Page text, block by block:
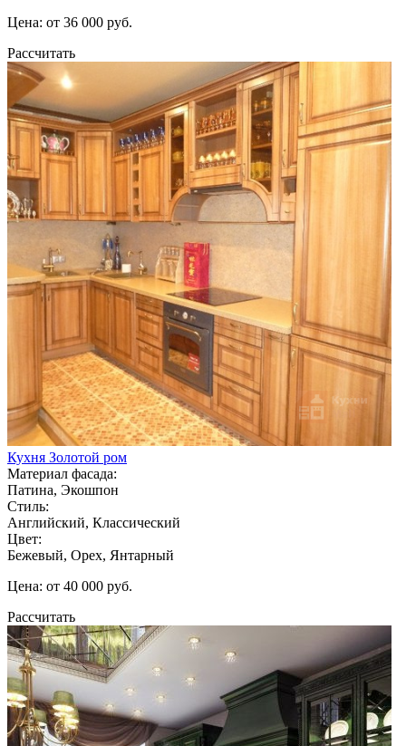
Цена: от 36 000 руб.
Рассчитать
Кухня Золотой ром
Материал фасада:
Патина, Экошпон
Стиль:
Английский, Классический
Цвет:
Бежевый, Орех, Янтарный
Цена: от 40 000 руб.
Рассчитать